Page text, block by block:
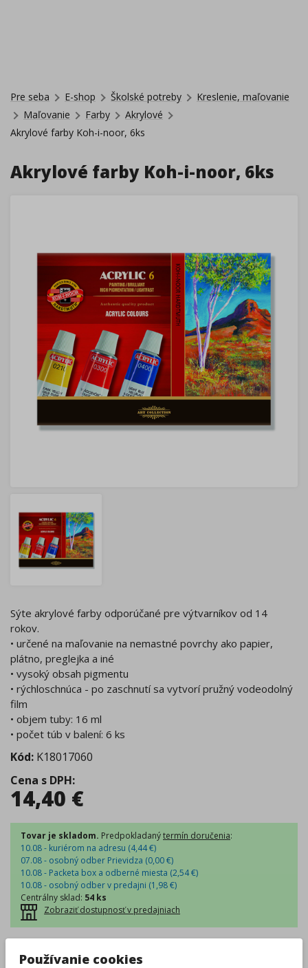
Pre seba E-shop Školské potreby
Kreslenie, maľovanie
Maľovanie
Farby
Akrylové
Akrylové farby Koh-i-noor, 6ks
Akrylové farby Koh-i-noor, 6ks
Sýte akrylové farby odporúčané pre výtvarníkov od 14
rokov.
• určené na maľovanie na nemastné povrchy ako papier,
plátno, preglejka a iné
• vysoký obsah pigmentu
• rýchloschnúca - po zaschnutí sa vytvorí pružný vodeodolný
film
• objem tuby: 16 ml
• počet túb v balení: 6 ks
Kód: K18017060
Cena s DPH:
14,40 €
Tovar je skladom. Predpokladanýtermín doručenia:
10.08 - kuriérom na adresu (4,44€)
07.08 - osobný odber Prievidza (0,00€)
10.08 - Packeta box a odberné miesta (2,54€)
10.08 - osobný odber v predajni (1,98€)
Centrálny sklad: 54 ks
Zobraziť dostupnosť v predajniach
– +
Používanie cookies